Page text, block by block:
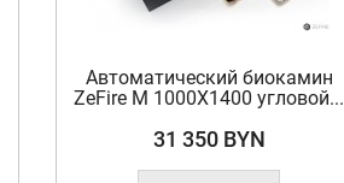
Автоматический биокамин
ZeFire М 1000X1400 угловой...
31 350 BYN